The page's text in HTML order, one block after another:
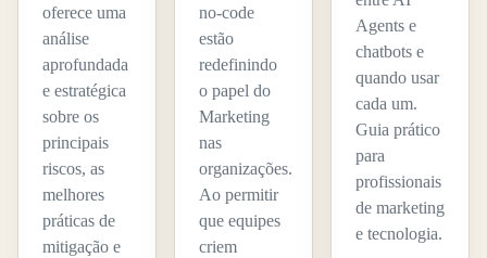
oferece uma
análise
aprofundada
e estratégica
sobre os
principais
riscos, as
melhores
práticas de
mitigação e
no-code
estão
redefinindo
o papel do
Marketing
nas
organizações.
Ao permitir
que equipes
criem
Agents e
chatbots e
quando usar
cada um.
Guia prático
para
profissionais
de marketing
e tecnologia.